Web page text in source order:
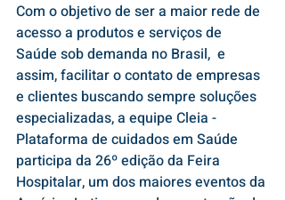
Com o objetivo de ser a maior rede de
acesso a produtos e serviços de
Saúde sob demanda no Brasil,  e
assim, facilitar o contato de empresas
e clientes buscando sempre soluções
especializadas, a equipe Cleia -
Plataforma de cuidados em Saúde
participa da 26º edição da Feira
Hospitalar, um dos maiores eventos da